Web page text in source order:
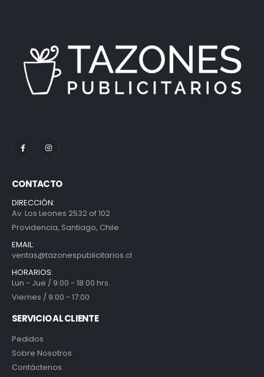
CONTACTO
DIRECCIÓN:
Av. Los Leones 2532 of 102
Providencia, Santiago, Chile
EMAIL:
ventas@tazonespublicitarios.cl
HORARIOS:
Lun - Jue / 9:00 - 18:00 hrs.
Viernes / 9:00 - 17:00
SERVICIO AL CLIENTE
Pedidos
Sobre Nosotros
Contáctenos